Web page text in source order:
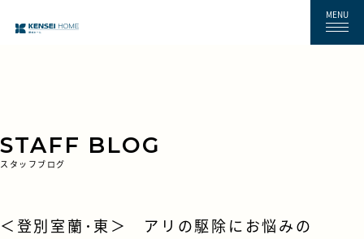
MENU
STAFF BLOG
スタッフブログ
＜登別室蘭･東＞ アリの駆除にお悩みの